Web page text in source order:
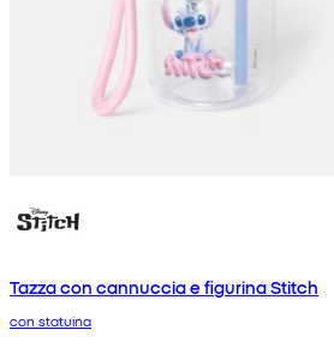
Tazza con cannuccia e figurina Stitch
con statuina